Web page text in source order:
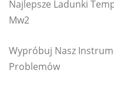
Najlepsze Ladunki
Mw2
Wypróbuj Nasz
Problemów